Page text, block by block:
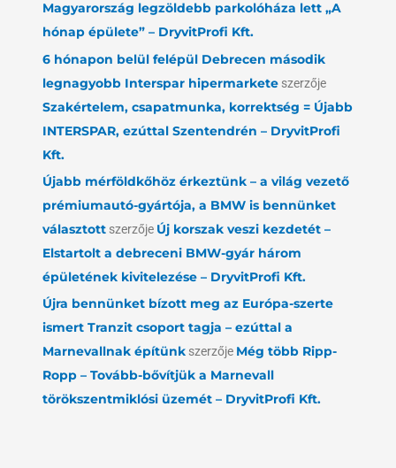
Magyarország legzöldebb parkolóháza lett „A
hónap épülete” – DryvitProfi Kft.
6 hónapon belül felépül Debrecen második
legnagyobb Interspar hipermarkete szerzője
Szakértelem, csapatmunka, korrektség = Újabb
INTERSPAR, ezúttal Szentendrén – DryvitProfi
Kft.
Újabb mérföldkőhöz érkeztünk – a világ vezető
prémiumautó-gyártója, a BMW is bennünket
választott szerzője Új korszak veszi kezdetét –
Elstartolt a debreceni BMW-gyár három
épületének kivitelezése – DryvitProfi Kft.
Újra bennünket bízott meg az Európa-szerte
ismert Tranzit csoport tagja – ezúttal a
Marnevallnak építünk szerzője Még több Ripp-
Ropp – Tovább-bővítjük a Marnevall
törökszentmiklósi üzemét – DryvitProfi Kft.